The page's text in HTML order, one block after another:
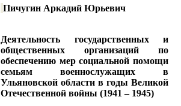
Пичугин Аркадий Юрьевич
Деятельность государственных и
общественных организаций по
обеспечению мер социальной помощи
семьям военнослужащих в
Ульяновской области в годы Великой
Отечественной войны (1941 – 1945)